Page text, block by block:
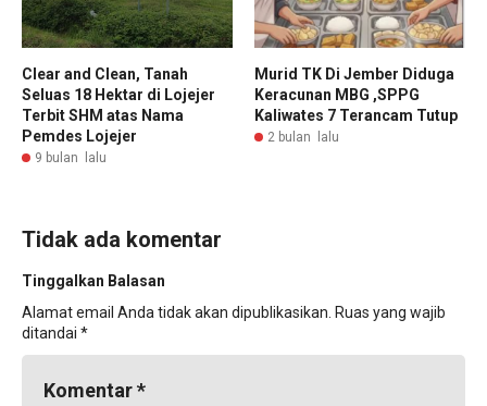
Clear and Clean, Tanah
Seluas 18 Hektar di Lojejer
Terbit SHM atas Nama
Pemdes Lojejer
9 bulan lalu
Murid TK Di Jember Diduga
Keracunan MBG ,SPPG
Kaliwates 7 Terancam Tutup
2 bulan lalu
Tidak ada komentar
Tinggalkan Balasan
Alamat email Anda tidak akan dipublikasikan. Ruas yang wajib
ditandai *
Komentar*